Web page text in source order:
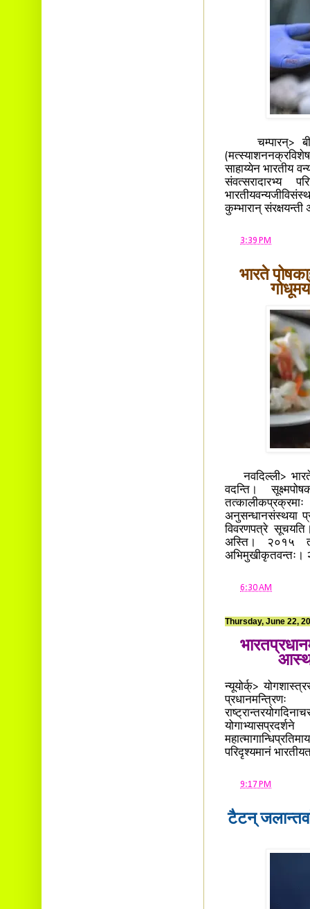
चम्पारन्>
साहाय्येन भारतीय
संवत्सरादारभ्य
कुम्भारान् संरक्षयन्ती
3:39 PM
भारते
नवदिल्ली> भारते
वदन्ति।
अनुसन्धानसंस्थया
विवरणपत्रे सूचयति।
अस्ति। २०१५
अभिमुखीकृतवन्तः।
6:30 AM
Thursday, June 22,
न्यूयोर्क्>
परिदृश्यमानं
9:17 PM
टैटन्